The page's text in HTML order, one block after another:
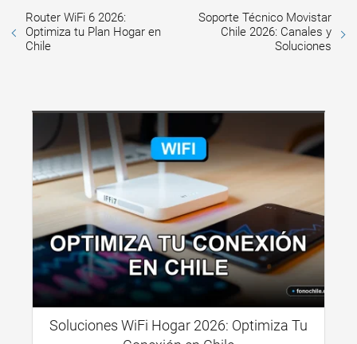
Router WiFi 6 2026:
Optimiza tu Plan Hogar en
Chile
Soporte Técnico Movistar
Chile 2026: Canales y
Soluciones
Soluciones WiFi Hogar 2026: Optimiza Tu